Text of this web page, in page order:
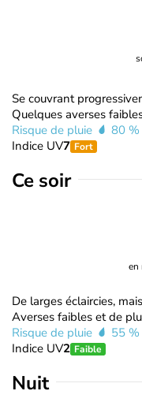
Se couvrant
Quelques averses
Risque de pluie
80 %
Indice UV7 Fort
Ce soir
en
De larges éclaircies,
Averses faibles et de
Risque de pluie
55 %
Indice UV2 Faible
Nuit